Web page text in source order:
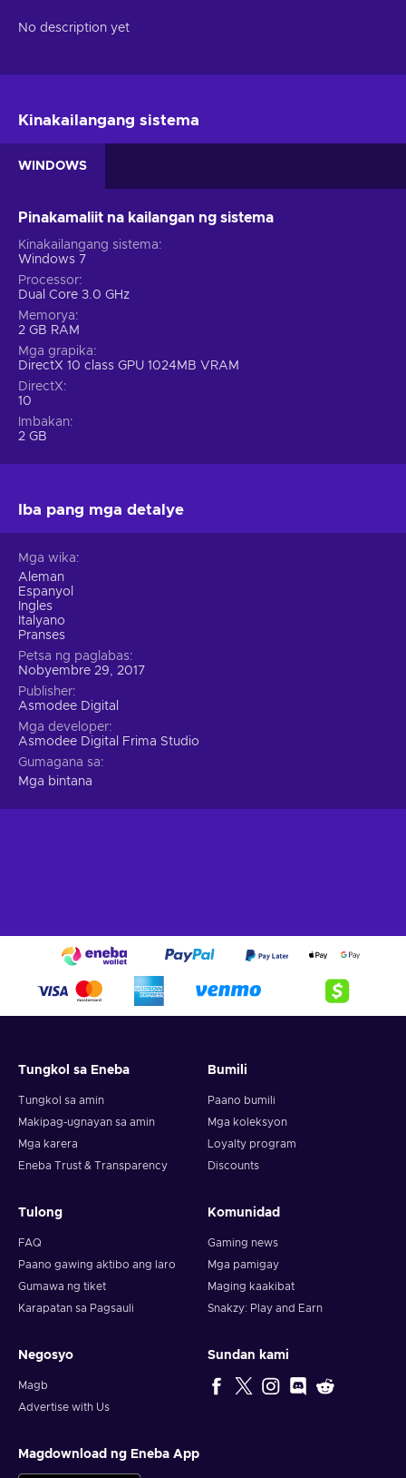
No description yet
Kinakailangang sistema
WINDOWS
Pinakamaliit na kailangan ng sistema
Kinakailangang sistema
Windows 7
Processor
Dual Core 3.0 GHz
Memorya
2 GB RAM
Mga grapika
DirectX 10 class GPU 1024MB VRAM
DirectX
10
Imbakan
2 GB
Iba pang mga detalye
Mga wika
Aleman
Espanyol
Ingles
Italyano
Pranses
Petsa ng paglabas
Nobyembre 29, 2017
Publisher
Asmodee Digital
Mga developer
Asmodee Digital Frima Studio
Gumagana sa
Mga bintana
Tungkol sa Eneba
Tungkol sa amin
Makipag-ugnayan sa amin
Mga karera
Eneba Trust & Transparency
Bumili
Paano bumili
Mga koleksyon
Loyalty program
Discounts
Tulong
FAQ
Paano gawing aktibo ang laro
Gumawa ng tiket
Karapatan sa Pagsauli
Komunidad
Gaming news
Mga pamigay
Maging kaakibat
Snakzy: Play and Earn
Negosyo
Magb
Advertise with Us
Sundan kami
Magdownload ng Eneba App